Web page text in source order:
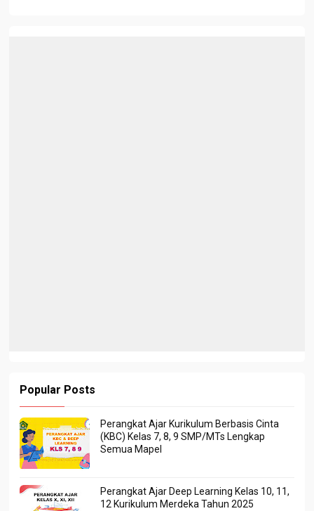
Popular Posts
Perangkat Ajar Kurikulum Berbasis Cinta
(KBC) Kelas 7, 8, 9 SMP/MTs Lengkap
Semua Mapel
Perangkat Ajar Deep Learning Kelas 10, 11,
12 Kurikulum Merdeka Tahun 2025